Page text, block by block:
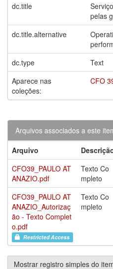
dc.title
pelas
dc.title.alternative
dc.type
Text
Aparece nas
coleções:
CFO
Arquivos associados a este
Arquivo
CFO39_PAULO AT
ANAZIO.pdf
Texto Co
mpleto
CFO39_PAULO AT
ANAZIO_Autorizaç
ão - Texto Complet
o.pdf
Restricted Access
Texto Co
mpleto
Mostrar registro simples do